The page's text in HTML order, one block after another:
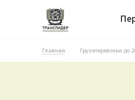
Главная Грузоперевозки до